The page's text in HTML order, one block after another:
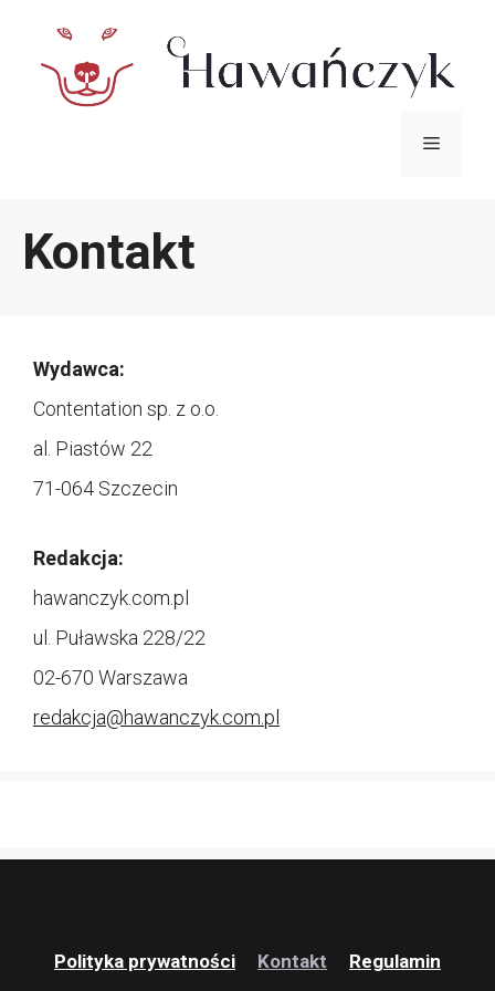
Menu
Kontakt
Wydawca:
Contentation sp. z o.o.
al. Piastów 22
71-064 Szczecin
Redakcja:
hawanczyk.com.pl
ul. Puławska 228/22
02-670 Warszawa
redakcja@hawanczyk.com.pl
Polityka prywatności Kontakt Regulamin